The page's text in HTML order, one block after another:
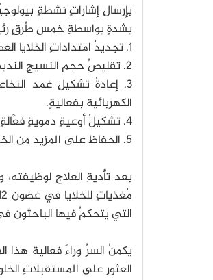
بإرسالِ إشاراتٍ نشطةٍ
بشدةٍ بواسطةِ خمسِ طُرقٍ
1. تجديدُ امتداداتِ الخلايا العصبية المقطوعةِ، والتي تُسمى المحاور العصبية
2. تقليصُ حجم النسيجِ الندبي بصورةٍ كبيرة وهو النسيج الذي يعيق عملية التجديدَ والإصلاح.
3. إعادةُ تشكيلِ غمد النخاعين
الكهربائية بفعاليةٍ.
4. تشكيلُ أوعيةٍ دمويةٍ فعَّالةٍ، مهمَّتُها توصيل المُغذيات إلى الخلايا في موقع الإصابة.
5. الحفاظ على المزيد من الخلايا العصبية المحركة وإنقاذها من الأذية.
بعد تأديةِ العلاج
التي يتحكمُ فيها الباحثون
العثورِ على المستقبلاتِ